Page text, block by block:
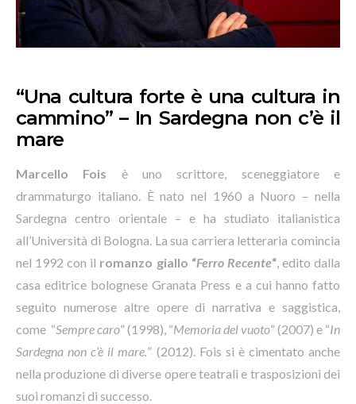
“Una cultura forte è una cultura in
cammino” – In Sardegna non c’è il
mare
Marcello Fois è uno scrittore, sceneggiatore e
drammaturgo italiano. È nato nel 1960 a Nuoro – nella
Sardegna centro orientale – e ha studiato italianistica
all’Università di Bologna. La sua carriera letteraria comincia
nel 1992 con il romanzo giallo “Ferro Recente“, edito dalla
casa editrice bolognese Granata Press e a cui hanno fatto
seguito numerose altre opere di narrativa e saggistica,
come “Sempre caro” (1998), “Memoria del vuoto” (2007) e “In
Sardegna non c’è il mare. ” (2012). Fois si è cimentato anche
nella produzione di diverse opere teatrali e trasposizioni dei
suoi romanzi di successo.